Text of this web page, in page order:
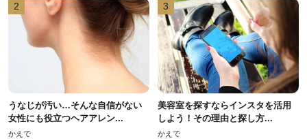
2
うなじが汚い…そんな自信がない
女性にも役立つヘアアレン...
かえで
3
美容室を探すならインスタを活用
しよう！その理由と探し方...
かえで